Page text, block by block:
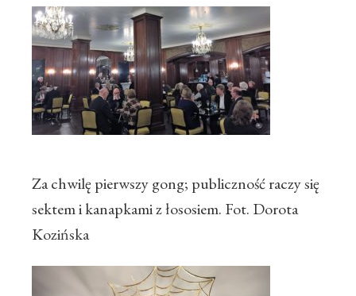
Za chwilę pierwszy gong; publiczność raczy się
sektem i kanapkami z łososiem. Fot. Dorota
Kozińska